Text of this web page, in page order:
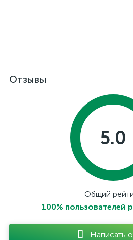
Отзывы
5.0
Общий
100% пользователей
Написать